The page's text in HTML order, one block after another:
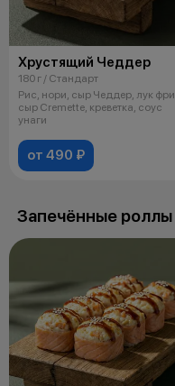
Хрустящий Чеддер
180 г / Стандарт
Рис, нори, сыр Чеддер, лук фри,
сыр Cremette, креветка, соус
унаги
от 490 ₽
Запечённые роллы